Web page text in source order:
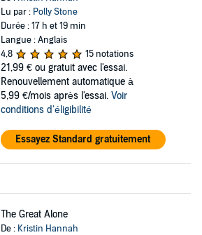
Lu par : Polly Stone
Durée : 17 h et 19 min
Langue : Anglais
4,8
15 notations
21,99 € ou gratuit avec l'essai.
Renouvellement automatique à
5,99 €/mois après l'essai. Voir
conditions d'éligibilité
Essayez Standard gratuitement
The Great Alone
De : Kristin Hannah